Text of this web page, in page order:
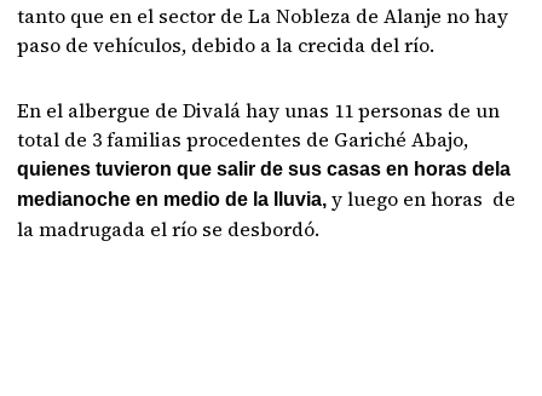
tanto que en el sector de La Nobleza de Alanje no hay
paso de vehículos, debido a la crecida del río.
En el albergue de Divalá hay unas 11 personas de un
total de 3 familias procedentes de Gariché Abajo,
quienes tuvieron que salir de sus casas en horas dela
medianoche en medio de la lluvia, y luego en horas de
la madrugada el río se desbordó.